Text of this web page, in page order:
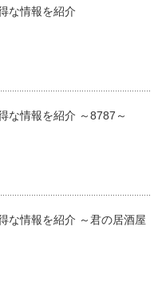
な情報を紹介
な情報を紹介 ～8787～
な情報を紹介 ～君の居酒屋